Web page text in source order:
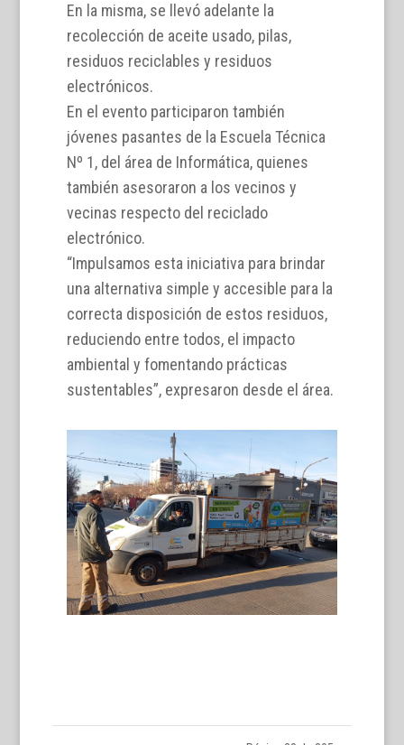
En la misma, se llevó adelante la
recolección de aceite usado, pilas,
residuos reciclables y residuos
electrónicos.
En el evento participaron también
jóvenes pasantes de la Escuela Técnica
Nº 1, del área de Informática, quienes
también asesoraron a los vecinos y
vecinas respecto del reciclado
electrónico.
“Impulsamos esta iniciativa para brindar
una alternativa simple y accesible para la
correcta disposición de estos residuos,
reduciendo entre todos, el impacto
ambiental y fomentando prácticas
sustentables”, expresaron desde el área.